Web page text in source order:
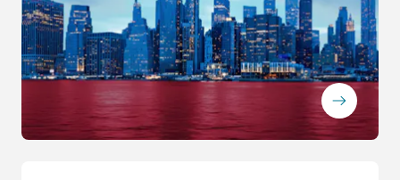
ArrowRightLong